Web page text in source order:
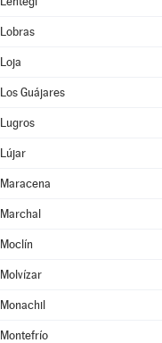
Lobras
Loja
Los Guájares
Lugros
Lújar
Maracena
Marchal
Moclín
Molvízar
Monachil
Montefrío